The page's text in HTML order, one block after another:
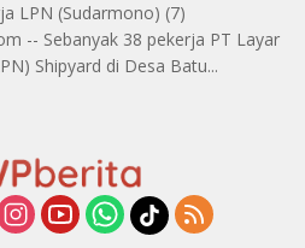
LPN (Sudarmono) (7)
-- Sebanyak 38 pekerja PT Layar
Shipyard di Desa Batu...